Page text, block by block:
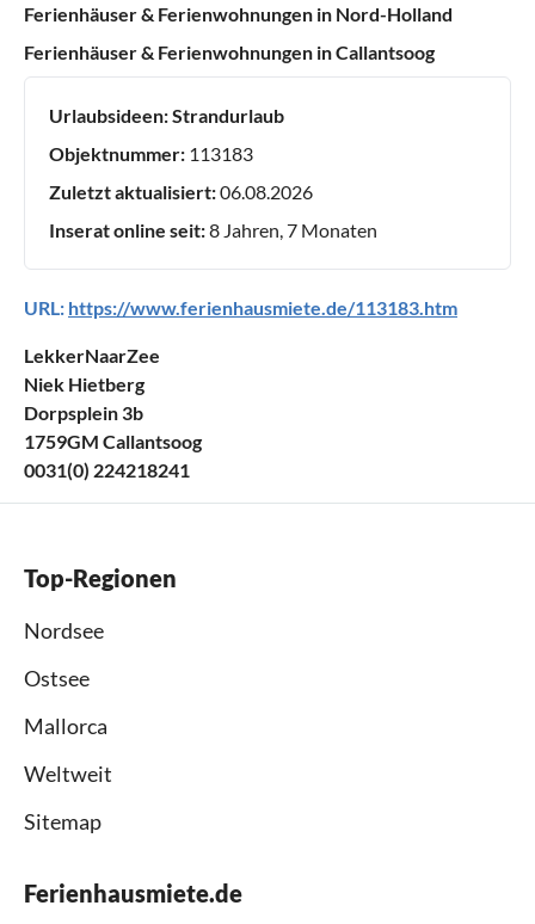
Ferienhäuser & Ferienwohnungen in Nord-Holland
Ferienhäuser & Ferienwohnungen in Callantsoog
Urlaubsideen:Strandurlaub
Objektnummer: 113183
Zuletzt aktualisiert:06.08.2026
Inserat online seit:8 Jahren, 7 Monaten
URL: https://www.ferienhausmiete.de/113183.htm
LekkerNaarZee
Niek Hietberg
Dorpsplein 3b
1759GM Callantsoog
0031(0) 224218241
Top-Regionen
Nordsee
Ostsee
Mallorca
Weltweit
Sitemap
Ferienhausmiete.de